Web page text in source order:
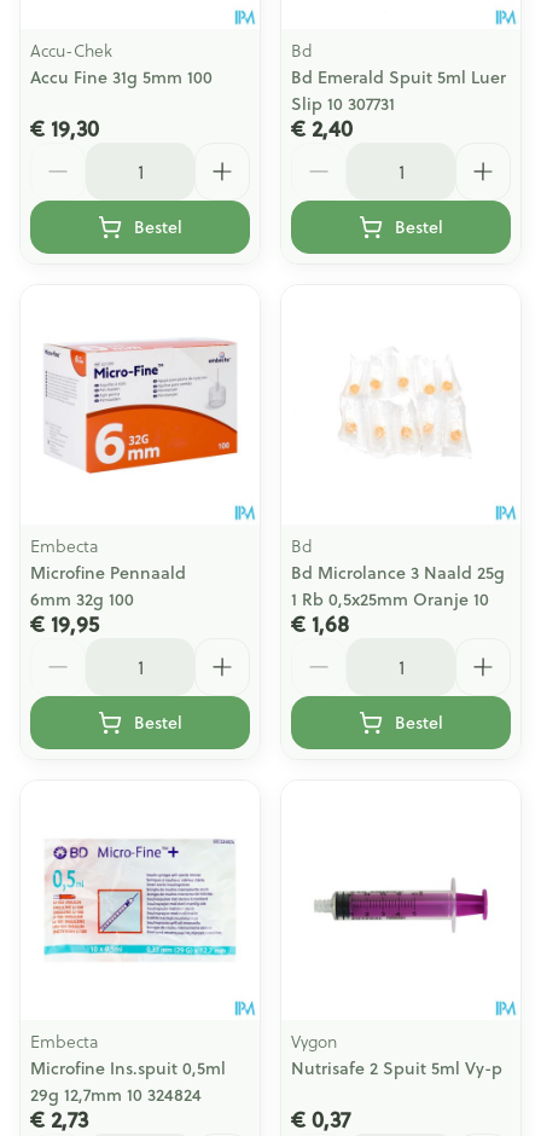
Accu-Chek
Accu Fine 31g 5mm 100
€ 19,30
Bestel
Bd
Bd Emerald Spuit 5ml Luer
Slip 10 307731
€ 2,40
Bestel
Embecta
Microfine Pennaald
6mm 32g 100
€ 19,95
Bestel
Bd
Bd Microlance 3 Naald 25g
1 Rb 0,5x25mm Oranje 10
€ 1,68
Bestel
Embecta
Microfine Ins.spuit 0,5ml
29g 12,7mm 10 324824
€ 2,73
Vygon
Nutrisafe 2 Spuit 5ml Vy-p
€ 0,37